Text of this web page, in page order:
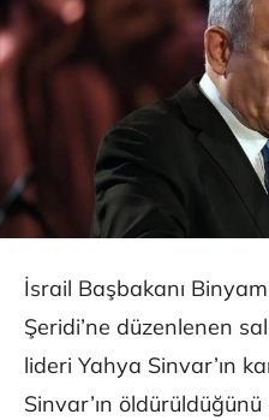
İsrail Başbakanı
Şeridi’ne düzenlenen
lideri Yahya Sinvar’ın
Sinvar’ın